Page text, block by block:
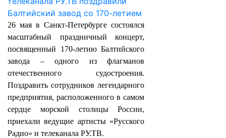
26 мая в Санкт-Петербурге состоялся
масштабный праздничный концерт,
посвященный 170-летию Балтийского
завода – одного из флагманов
отечественного судостроения.
Поздравить сотрудников легендарного
предприятия, расположенного в самом
сердце морской столицы России,
приехали ведущие артисты «Русского
Радио» и телеканала РУ.ТВ.